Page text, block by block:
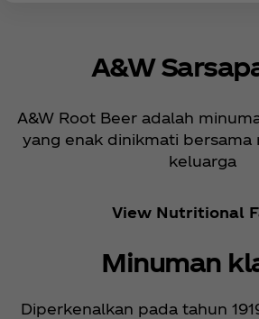
A&W
A&W Root Beer adalah
yang enak dinikmati bersama
keluarga
View Nutritional
Minuman
Diperkenalkan pada tahun